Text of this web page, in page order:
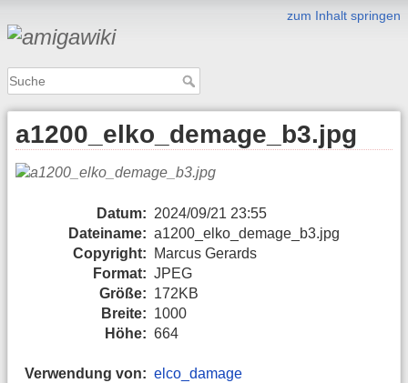
zum Inhalt springen
a1200_elko_demage_b3.jpg
Datum: 2024/09/21 23:55
Dateiname: a1200_elko_demage_b3.jpg
Copyright:
Marcus Gerards
Format: JPEG
Größe: 172KB
Breite: 1000
Höhe: 664
Verwendung von: elco_damage